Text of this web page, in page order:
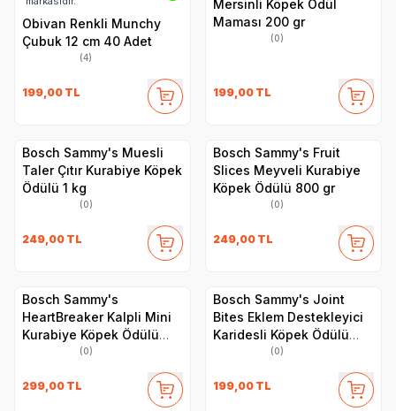
Obivan Renkli Munchy
Çubuk 12 cm 40 Adet
(4)
199,00 TL
Mersinli Köpek Ödül
Maması 200 gr
(0)
199,00 TL
Bosch Sammy's Muesli
Taler Çıtır Kurabiye Köpek
Ödülü 1 kg
(0)
249,00 TL
Bosch Sammy's Fruit
Slices Meyveli Kurabiye
Köpek Ödülü 800 gr
(0)
249,00 TL
Bosch Sammy's
HeartBreaker Kalpli Mini
Kurabiye Köpek Ödülü
(0)
299,00 TL
Bosch Sammy's Joint
Bites Eklem Destekleyici
Karidesli Köpek Ödülü
(0)
199,00 TL